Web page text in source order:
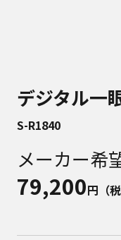
デジタル一
S-R1840
メーカー希
79,200円（税